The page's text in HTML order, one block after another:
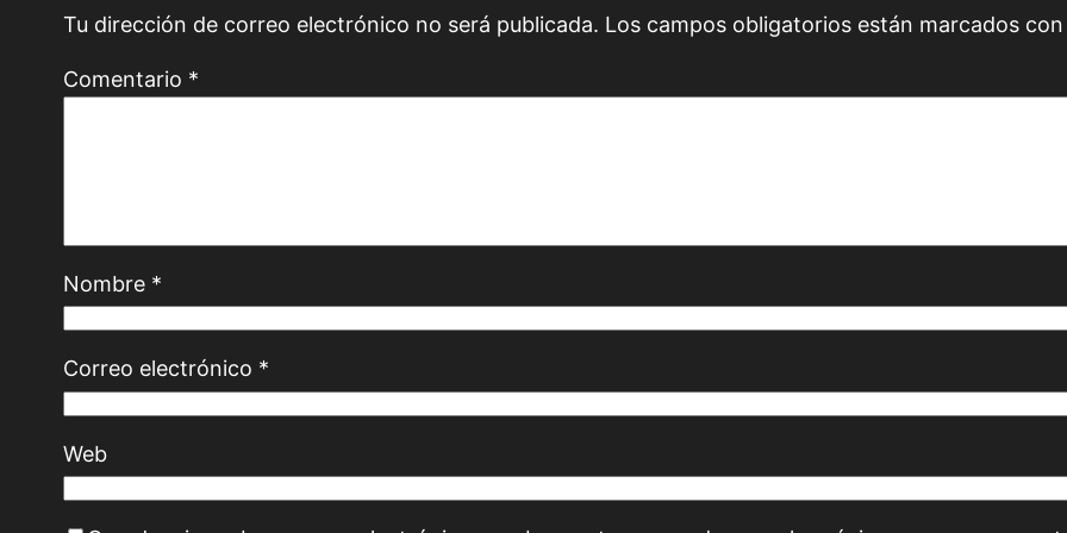
Tu dirección de correo electrónico no será publicada. Los campos obligatorios están marcados
Comentario *
Nombre *
Correo electrónico *
Web